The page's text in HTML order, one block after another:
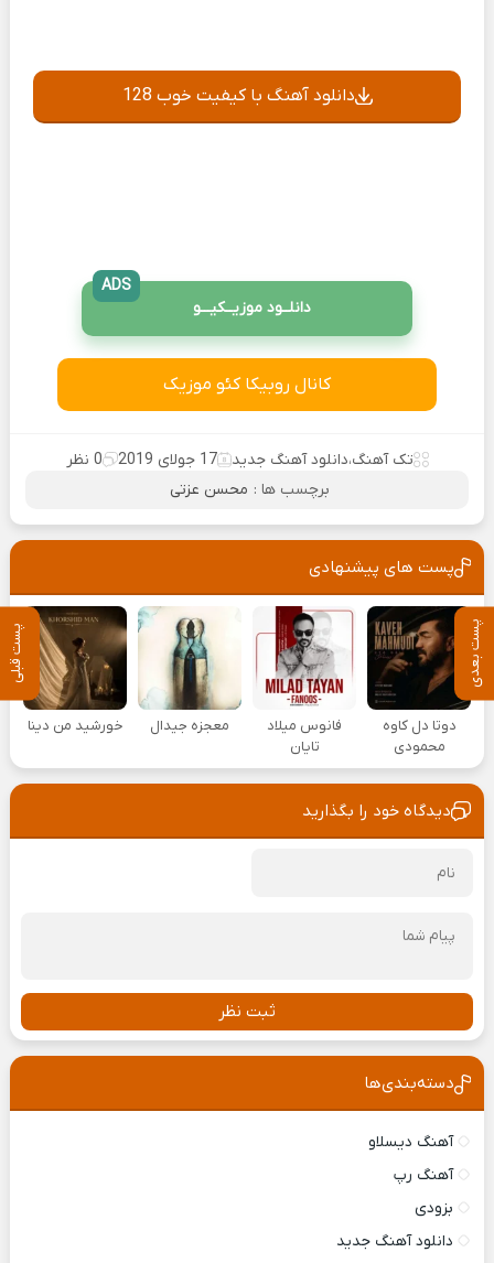
پست بعدی پست قبلی
دانلود آهنگ با کیفیت خوب 128
دانلــود موزیــکیـــو
ADS
کانال روبیکا کئو موزیک
تک آهنگ،دانلود آهنگ جدید 17 جولای 2019
0 نظر
برچسب ها : محسن عزتی
پست های پیشنهادی
دوتا دل کاوه
محمودی
فانوس میلاد
تایان
معجزه جیدال خورشید من دینا
دیدگاه خود را بگذارید
ثبت نظر
دسته‌بندی‌ها
آهنگ دیسلاو
آهنگ رپ
بزودی
دانلود آهنگ جدید